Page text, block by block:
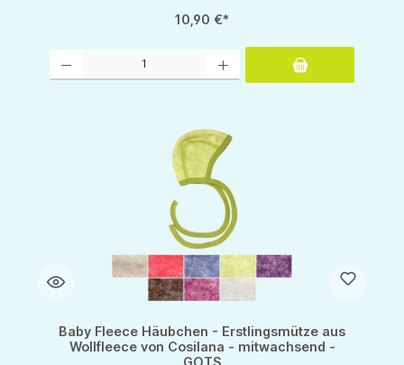
10,90 €*
Baby Fleece Häubchen - Erstlingsmütze aus
Wollfleece von Cosilana - mitwachsend -